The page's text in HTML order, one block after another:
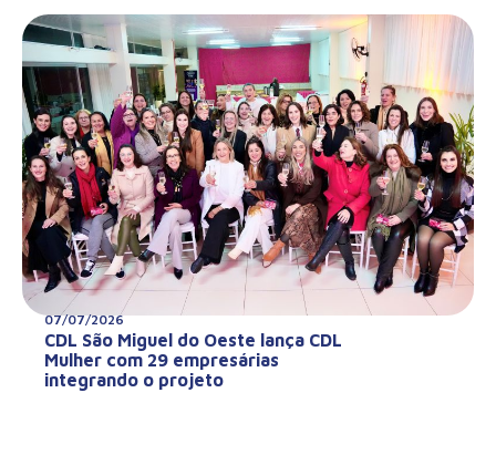
07/07/2026
CDL São Miguel do Oeste lança CDL
Mulher com 29 empresárias
integrando o projeto